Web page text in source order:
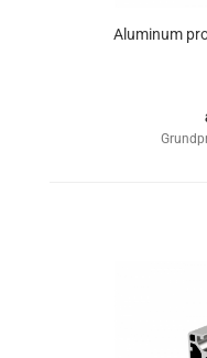
Aluminum